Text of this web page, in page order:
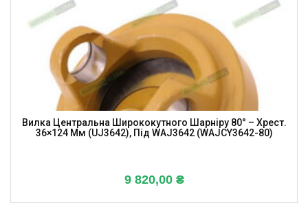
Вилка Центральна Ширококутного Шарніру 80° – Хрест.
36×124 Мм (UJ3642), Під WAJ3642 (WAJCY3642-80)
9 820,00 ₴